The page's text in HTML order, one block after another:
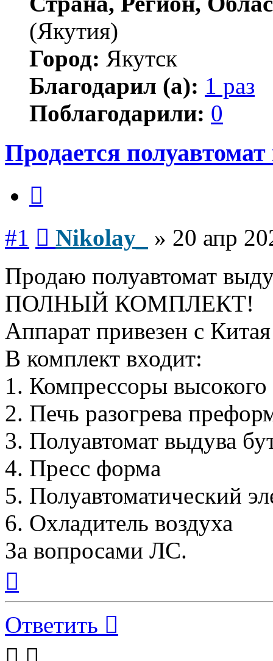
(Якутия)
Город: Якутск
Благодарил (а): 1 раз
Поблагодарили: 0
Продается
#1 Nikolay_ » 20 апр
Продаю полуавтомат
ПОЛНЫЙ КОМПЛЕКТ!
Аппарат привезен с
В комплект входит:
1. Компрессоры высокого
2. Печь разогрева
3. Полуавтомат выдува
4. Пресс форма
5. Полуавтоматический
6. Охладитель воздуха
За вопросами ЛС.
началу
Ответить